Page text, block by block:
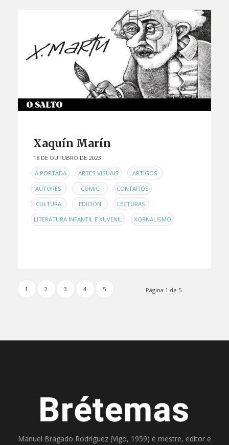
Xaquín Marín
18 DE OUTUBRO DE 2023
ENA PORTADA , ARTES VISUAIS , ARTIGOS ,
AUTORES , CÓMIC , CONTAFÍOS ,
CULTURA , EDICIÓN , LECTURAS ,
LITERATURA INFANTIL E XUVENIL , XORNALISMO
Página 1 de 5
1 2 3 4 5
Manuel Bragado Rodríguez (Vigo, 1959) é mestre, editor e